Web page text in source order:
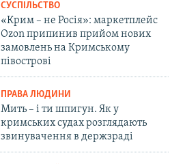
СУСПІЛЬСТВО
«Крим – не Росія»: маркетплейс
Ozon припинив прийом нових
замовлень на Кримському
півострові
ПРАВА ЛЮДИНИ
Мить – і ти шпигун. Як у
кримських судах розглядають
звинувачення в держзраді